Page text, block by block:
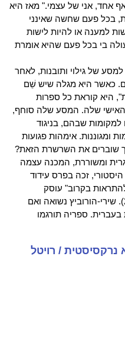
אחד, אני של עצמי." מאז היא
בכל פעם שחשה שאינני
למענה או להיות לישות
בי בכל פעם שהיא אומרת
של גילוי ותובנות, לאחר
כאשר היא מגלה שיש שֵׁם
היא קוראת כל ספרות
שלה. המסע שלה סוחף,
שבהם, בניגוד
ומגוננות. אימהות פגועות
שוברים את השרשרת הזאת?
ומשוררת, המכנה עצמה
זכה בפרס עידוד
יהדות בבל (2008); "להתראות בקרוב" עוסק
במהגרים החצויים בין עולמות (2014). שירי-הורוביץ נשואה ואם
ספריה תורגמו
/ רויטל